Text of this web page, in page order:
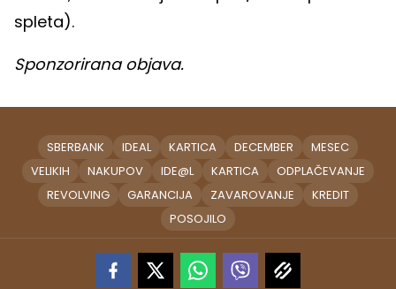
spleta).
Sponzorirana objava.
SBERBANK IDEAL KARTICA DECEMBER
MESEC
VELIKIH
NAKUPOV IDE@L KARTICA
ODPLAČEVANJE
REVOLVING
GARANCIJA ZAVAROVANJE
KREDIT
POSOJILO